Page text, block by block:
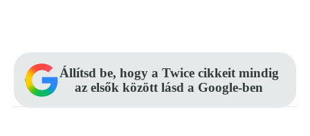
Állítsd be, hogy a Twice cikkeit mindig
az elsők között lásd a Google-ben